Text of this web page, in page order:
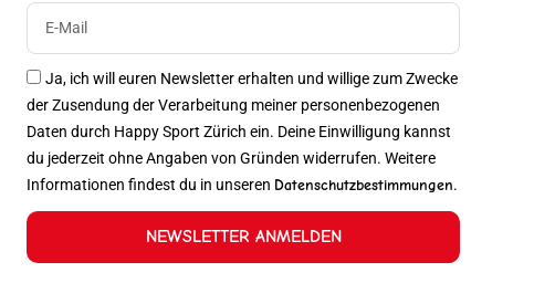
Ja, ich will euren Newsletter erhalten und willige zum Zwecke
der Zusendung der Verarbeitung meiner personenbezogenen
Daten durch Happy Sport Zürich ein. Deine Einwilligung kannst
du jederzeit ohne Angaben von Gründen widerrufen. Weitere
Informationen findest du in unseren Datenschutzbestimmungen.
NEWSLETTER ANMELDEN